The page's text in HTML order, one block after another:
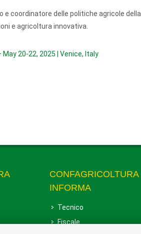
e coordinatore delle politiche agricole della
e agricoltura innovativa.
20-22, 2025 | Venice, Italy
CONFAGRICOLTURA
INFORMA
Tecnico
Fiscale